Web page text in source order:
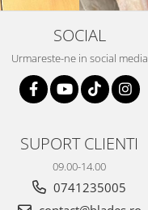
SOCIAL
Urmareste-ne in social media
SUPORT CLIENTI
09.00-14.00
0741235005